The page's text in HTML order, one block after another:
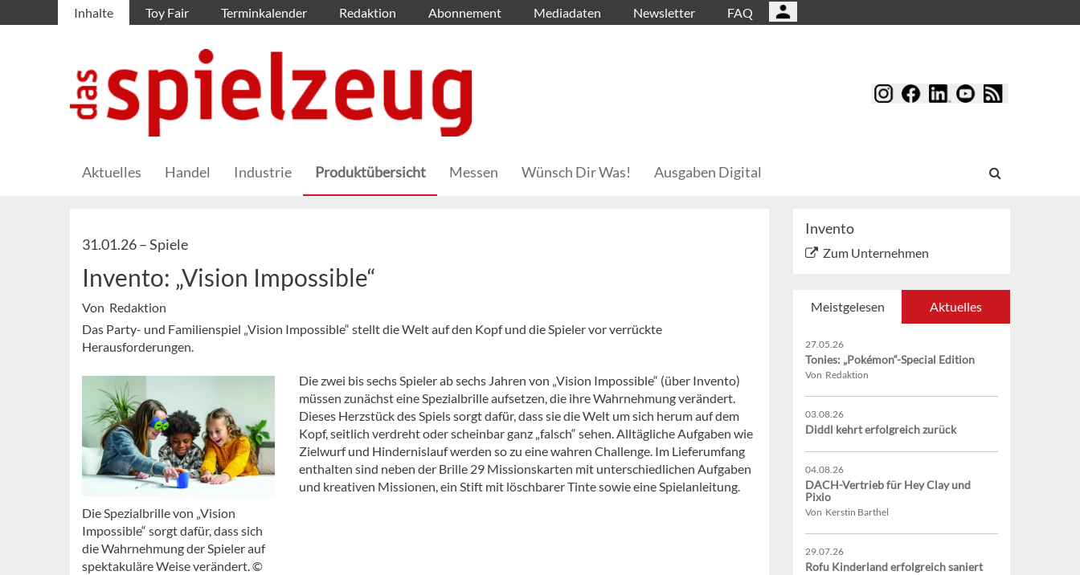
Inhalte Toy Fair Terminkalender Redaktion Abonnement Mediadaten Newsletter FAQ
Aktuelles Handel Industrie Produktübersicht Messen Wünsch Dir Was! Ausgaben Digital
31.01.26 –Spiele
Invento: „Vision Impossible“
Von Redaktion
Das Party- und Familienspiel „Vision Impossible“ stellt die Welt auf den Kopf und die Spieler vor verrückte
Herausforderungen.
Die Spezialbrille von „Vision
Impossible“ sorgt dafür, dass sich
die Wahrnehmung der Spieler auf
spektakuläre Weise verändert. ©
Die zwei bis sechs Spieler ab sechs Jahren von „Vision Impossible“ (über Invento)
müssen zunächst eine Spezialbrille aufsetzen, die ihre Wahrnehmung verändert.
Dieses Herzstück des Spiels sorgt dafür, dass sie die Welt um sich herum auf dem
Kopf, seitlich verdreht oder scheinbar ganz „falsch“ sehen. Alltägliche Aufgaben wie
Zielwurf und Hindernislauf werden so zu eine wahren Challenge. Im Lieferumfang
enthalten sind neben der Brille 29 Missionskarten mit unterschiedlichen Aufgaben
und kreativen Missionen, ein Stift mit löschbarer Tinte sowie eine Spielanleitung.
Invento
Zum Unternehmen
Meistgelesen Aktuelles
27.05.26
Tonies: „Pokémon“-Special Edition
Von Redaktion
03.08.26
Diddl kehrt erfolgreich zurück
04.08.26
DACH-Vertrieb für Hey Clay und
Pixio
Von Kerstin Barthel
29.07.26
Rofu Kinderland erfolgreich saniert